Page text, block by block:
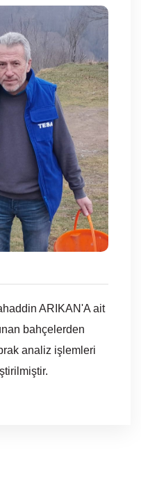
ARIKAN'A ait
bahçelerden
analiz işlemleri